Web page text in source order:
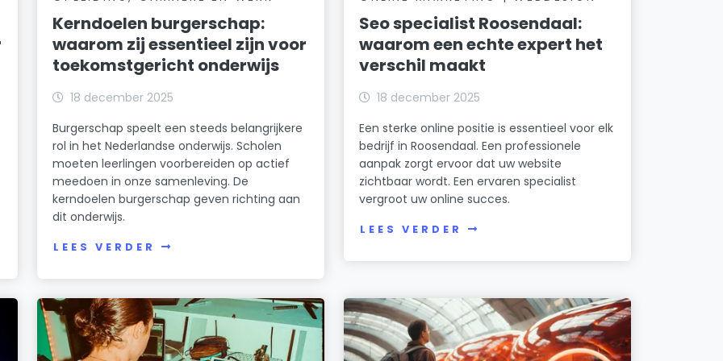
Bouwbedrijf Eddy Peeters B.V.
Donkenweg 21
Buro Stijl in Huis
Strijp 26
Cafetaria de Baan
Roosendaalsebaan 17
C. Akkermans B.V.
Spellestraat 50
Camaro Hairstylist
Plantagebaan 23 a
Constructiebedrijf G. Hopmans B.V.
C. van Oevelen Financieel Advies B.V.
Donkenweg 3
3 oktober 2025
Verleende
Omgevingsvergunning (ow)
verbouwen van een woni…
Wesemaelestraat 7, 4724AE
Wouw
Verleend
12 september 2025
Kerndoelen burgerschap:
waarom zij essentieel zijn voor
toekomstgericht onderwijs
18 december 2025
Burgerschap speelt een steeds belangrijkere
rol in het Nederlandse onderwijs. Scholen
moeten leerlingen voorbereiden op actief
meedoen in onze samenleving. De
kerndoelen burgerschap geven richting aan
dit onderwijs.
LEES VERDER
Seo specialist Roosendaal:
waarom een echte expert het
verschil maakt
18 december 2025
Een sterke online positie is essentieel voor elk
bedrijf in Roosendaal. Een professionele
aanpak zorgt ervoor dat uw website
zichtbaar wordt. Een ervaren specialist
vergroot uw online succes.
LEES VERDER